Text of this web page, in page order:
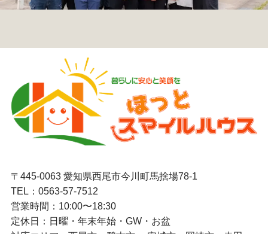
〒445-0063 愛知県西尾市今川町馬捨場78-1
TEL： 0563-57-7512
営業時間：10:00〜18:30
定休日：日曜・年末年始・GW・お盆